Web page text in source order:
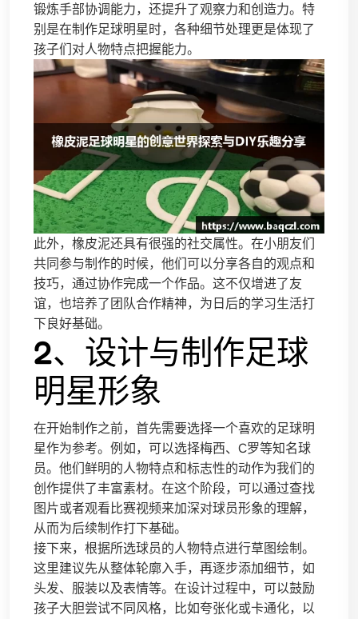
锻炼手部协调能力，还提升了观察力和创造力。特
别是在制作足球明星时，各种细节处理更是体现了
孩子们对人物特点把握能力。
此外，橡皮泥还具有很强的社交属性。在小朋友们
共同参与制作的时候，他们可以分享各自的观点和
技巧，通过协作完成一个作品。这不仅增进了友
谊，也培养了团队合作精神，为日后的学习生活打
下良好基础。
2、设计与制作足球
明星形象
在开始制作之前，首先需要选择一个喜欢的足球明
星作为参考。例如，可以选择梅西、C罗等知名球
员。他们鲜明的人物特点和标志性的动作为我们的
创作提供了丰富素材。在这个阶段，可以通过查找
图片或者观看比赛视频来加深对球员形象的理解，
从而为后续制作打下基础。
接下来，根据所选球员的人物特点进行草图绘制。
这里建议先从整体轮廓入手，再逐步添加细节，如
头发、服装以及表情等。在设计过程中，可以鼓励
孩子大胆尝试不同风格，比如夸张化或卡通化，以